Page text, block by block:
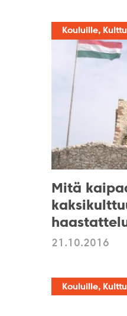
Kouluille,
Mitä
21.10.2016
Kouluille,